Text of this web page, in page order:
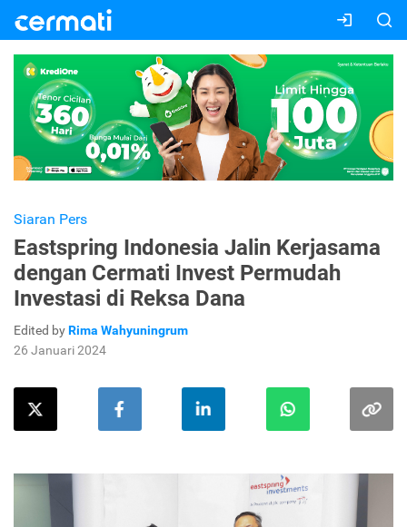
Siaran Pers
Eastspring Indonesia Jalin Kerjasama
dengan Cermati Invest Permudah
Investasi di Reksa Dana
Edited byRima Wahyuningrum
26 Januari 2024